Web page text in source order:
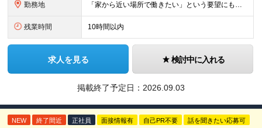
勤務地 「家から近い場所で働きたい」という要望にもお応えします！※実例あり ★一都三県（東京都・埼玉県・神奈川県・千葉県）のいずれかの携帯ショップやイベント会場に配属 ■本社 東京都豊島区南池袋2-33-7
残業時間 10時間以内
求人を見る 検討中に入れる
掲載終了予定日： 2026.09.03
NEW 終了間近 正社員 面接情報有 自己PR不要 話を聞きたい応募可